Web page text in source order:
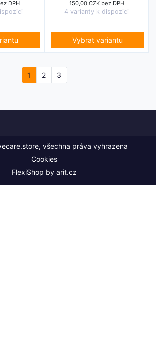
DPH 150,00 CZK bez DPH
4 varianty k dispozici
Vybrat variantu
1 2 3
všechna práva vyhrazena
Cookies
FlexiShop by arit.cz